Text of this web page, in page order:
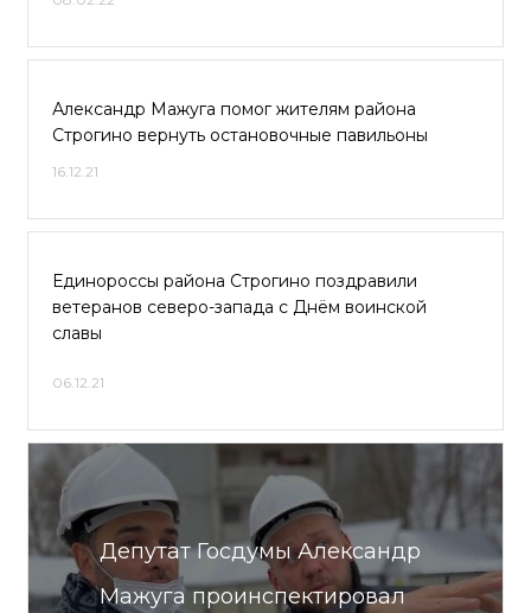
Александр Мажуга помог жителям района
Строгино вернуть остановочные павильоны
16.12.21
Единороссы района Строгино поздравили
ветеранов северо-запада с Днём воинской
славы
06.12.21
Депутат Госдумы Александр
Мажуга проинспектировал